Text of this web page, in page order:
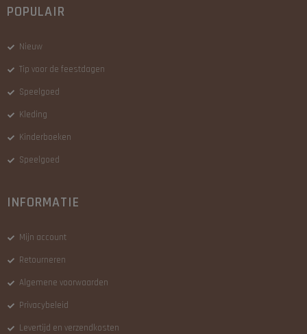
POPULAIR
Nieuw
Tip voor de feestdagen
Speelgoed
Kleding
Kinderboeken
Speelgoed
INFORMATIE
Mijn account
Retourneren
Algemene voorwaarden
Privacybeleid
Levertijd en verzendkosten